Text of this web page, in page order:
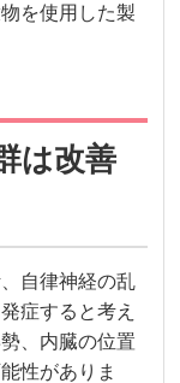
を使用した製
は改善
自律神経の乱
症すると考え
、内臓の位置
性がありま